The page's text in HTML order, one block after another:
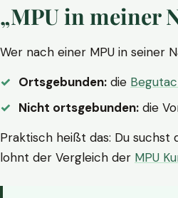
„MPU in meiner
Wer nach einer MPU in seiner
Ortsgebunden: die
Nicht ortsgebunden: die
Praktisch heißt das: Du suchst
lohnt der Vergleich der MPU